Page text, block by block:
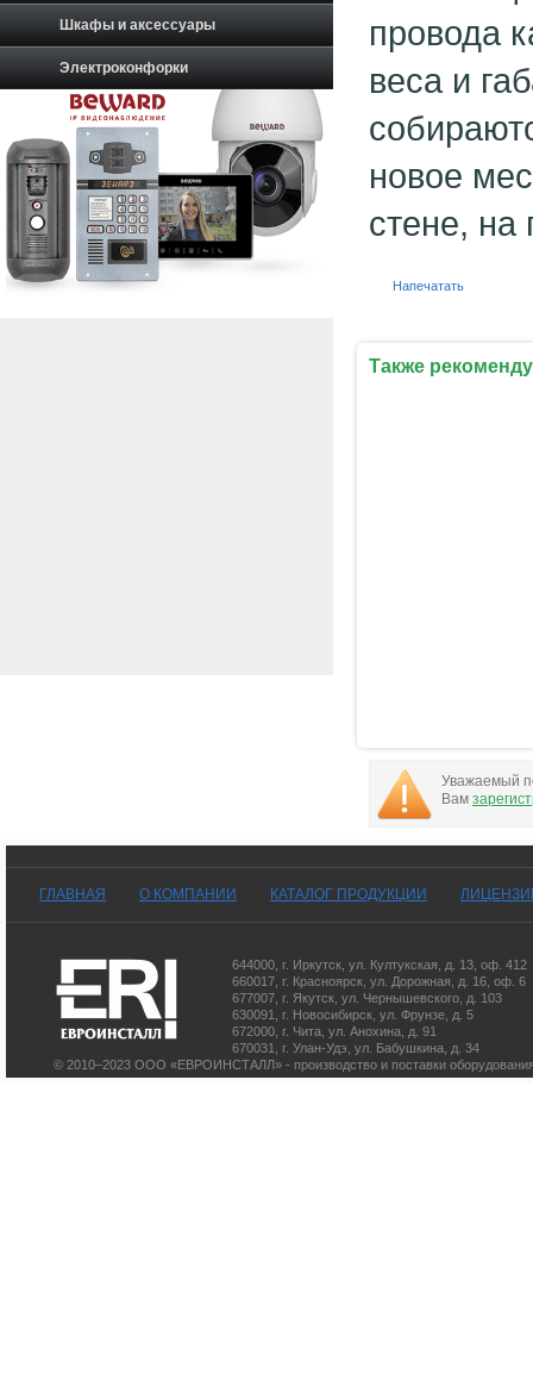
провода
веса и
новое
стене, на
Напечатать
Также
Уважаемый
Вам
Шкафы и аксессуары
Электроконфорки
ГЛАВНАЯ О КОМПАНИИ КАТАЛОГ ПРОДУКЦИИ
644000 г. Иркутск ул. Култукская, д. 13 , оф. 412
660017 г. Красноярск ул. Дорожная, д. 16, оф. 6
677007 г. Якутск ул. Чернышевского, д. 103
630091
г. Новосибирск ул. Фрунзе, д. 5
672000 г. Чита ул. Анохина, д. 91
670031
г. Улан-Удэ ул. Бабушкина, д. 34
© 2010–2023 ООО «ЕВРОИНСТАЛЛ» - производство и поставки оборудования